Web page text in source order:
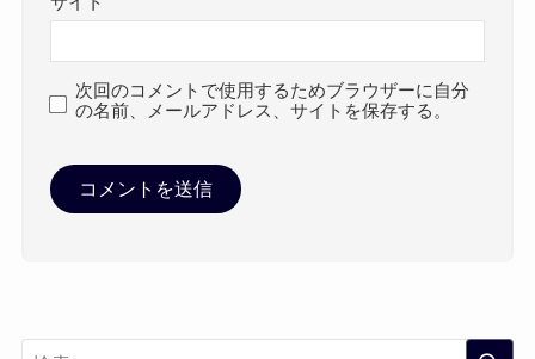
次回のコメントで使用するためブラウザーに自分
の名前、メールアドレス、サイトを保存する。